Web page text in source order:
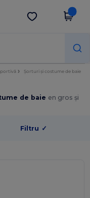
Descarcă app
Șorturi și costume de baie
de baie en gros și
Filtru ✓